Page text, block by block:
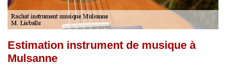
Estimation instrument de musique à
Mulsanne